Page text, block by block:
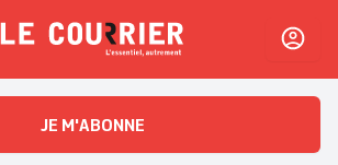
CourrierL'essentiel, autrement
JE M'ABONNE